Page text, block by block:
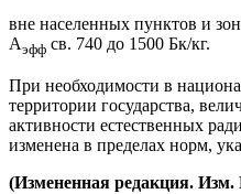
вне населенных пунктов и
Аэфф св. 740 до 1500 Бк/кг.
При необходимости в
территории государства,
активности естественных
изменена в пределах норм,
(Измененная редакция.